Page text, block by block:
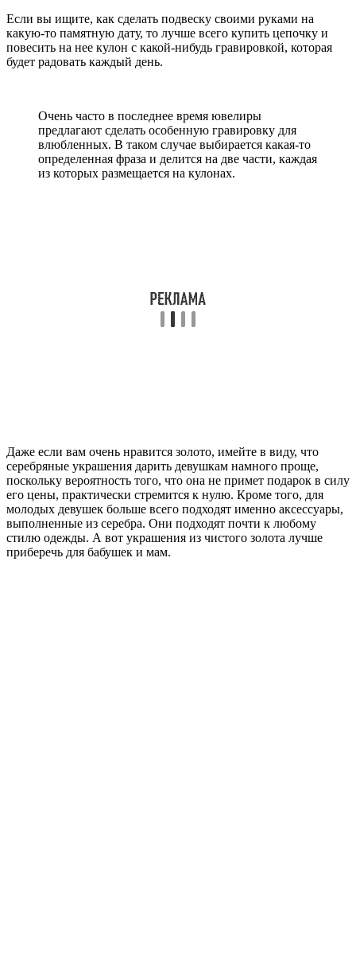
Если вы ищите, как сделать подвеску своими руками на
какую-то памятную дату, то лучше всего купить цепочку и
повесить на нее кулон с какой-нибудь гравировкой, которая
будет радовать каждый день.
Очень часто в последнее время ювелиры
предлагают сделать особенную гравировку для
влюбленных. В таком случае выбирается какая-то
определенная фраза и делится на две части, каждая
из которых размещается на кулонах.
Даже если вам очень нравится золото, имейте в виду, что
серебряные украшения дарить девушкам намного проще,
поскольку вероятность того, что она не примет подарок в силу
его цены, практически стремится к нулю. Кроме того, для
молодых девушек больше всего подходят именно аксессуары,
выполненные из серебра. Они подходят почти к любому
стилю одежды. А вот украшения из чистого золота лучше
приберечь для бабушек и мам.